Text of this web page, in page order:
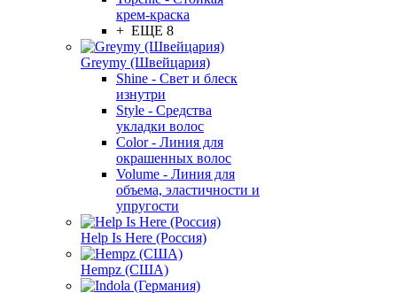
крем-краска
+ ЕЩЕ 8
Greymy (Швейцария)
Shine - Свет и блеск
изнутри
Style - Средства
укладки волос
Color - Линия для
окрашенных волос
Volume - Линия для
объема, эластичности и
упругости
Help Is Here (Россия)
Hempz (США)